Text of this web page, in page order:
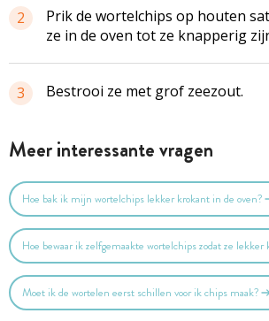
2
Prik de wortelchips op houten
ze in de oven tot ze knapperig
3 Bestrooi ze met grof zeezout.
Meer interessante vragen
Hoe bak ik mijn wortelchips lekker krokant in de oven?
Hoe bewaar ik zelfgemaakte wortelchips zodat ze
Moet ik de wortelen eerst schillen voor ik chips maak?